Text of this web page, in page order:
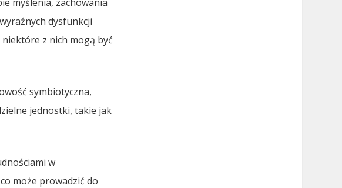
dysfunkcji
z nich mogą być
symbiotyczna,
jednostki, takie jak
w
może prowadzić do